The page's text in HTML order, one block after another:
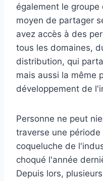
également le
moyen de partager
avez accès à des
tous les domaines,
distribution, qui
mais aussi la même
développement de
Personne ne peut
traverse une
coqueluche de
choqué l'année
Depuis lors,